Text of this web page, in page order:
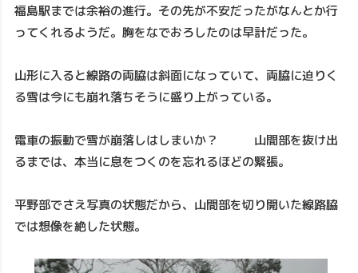
福島駅までは余裕の進行。その先が不安だったがなんとか行
ってくれるようだ。胸をなでおろしたのは早計だった。
山形に入ると線路の両脇は斜面になっていて、両脇に迫りく
る雪は今にも崩れ落ちそうに盛り上がっている。
電車の振動で雪が崩落しはしまいか？ 山間部を抜け出
るまでは、本当に息をつくのを忘れるほどの緊張。
平野部でさえ写真の状態だから、山間部を切り開いた線路脇
では想像を絶した状態。